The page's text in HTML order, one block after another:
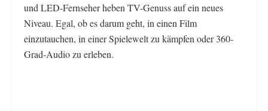
und LED-Fernseher heben TV-Genuss auf ein neues
Niveau. Egal, ob es darum geht, in einen Film
einzutauchen, in einer Spielewelt zu kämpfen oder 360-
Grad-Audio zu erleben.